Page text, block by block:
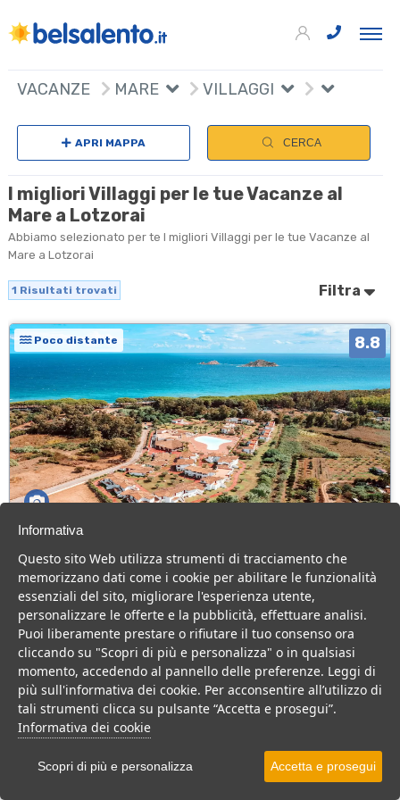
VACANZE MARE VILLAGGI
APRI MAPPA CERCA
I migliori Villaggi per le tue Vacanze al
Mare a Lotzorai
Abbiamo selezionato per te I migliori Villaggi per le tue Vacanze al
Mare a Lotzorai
1 Risultati trovati Filtra
Poco distante 8.8
Sardegna > Lotzorai > Tancau sul Mare
134 Camere
Resort posizionato su una delle più belle spiagge della Sardegna,
con ampia piscina, animazione e buona cucina.
Villaggio Resort
VEDI SU MAPPA
+
Informativa
Questo sito Web utilizza strumenti di tracciamento che
memorizzano dati come i cookie per abilitare le funzionalità
essenziali del sito, migliorare l'esperienza utente,
personalizzare le offerte e la pubblicità, effettuare analisi.
Puoi liberamente prestare o rifiutare il tuo consenso ora
cliccando su "Scopri di più e personalizza" o in qualsiasi
momento, accedendo al pannello delle preferenze. Leggi di
più sull'informativa dei cookie. Per acconsentire all’utilizzo di
tali strumenti clicca su pulsante “Accetta e prosegui”.
Informativa dei cookie
Scopri di più e personalizza Accetta e prosegui